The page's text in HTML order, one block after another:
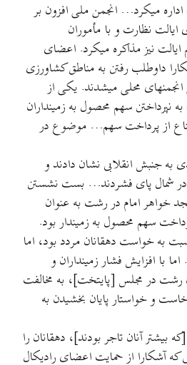
میکرد… انجمن ملی افزون بر
نظارت و با مأموران
نیز مذاکره میکرد. اعضای
داوطلب رفتن به مناطق کشاورزی
محلی میشدند. یکی از
نپرداختن سهم محصول به زمینداران
از پرداخت سهم… موضوع در
به جنبش انقلابی نشان دادند و
در شمال پای فشردند… بست نشستن
مسجد خواهر امام در رشت به عنوان
سهم محصول به زمیندار بود.
به خواست دهقانان مردد بود، اما
با افزایش فشار زمینداران و
رشت در مجلس [پایتخت]، به مخالفت
و خواستار پایان بخشیدن به
بیشتر آنان تاجر بودند]، دهقانان را
آشکارا از حمایت اعضای رادیکال